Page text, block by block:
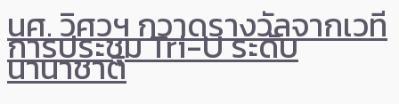
นศ. วิศวฯ กวาดรางวัลจากเวที
การประชุม Tri-U ระดับ
นานาชาติ